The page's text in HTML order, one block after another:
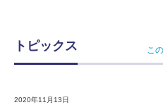
トピックス こ
2020年11月13日